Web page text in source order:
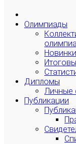
Олимпиады
Новинки
Дипломы
Личные
Публикации